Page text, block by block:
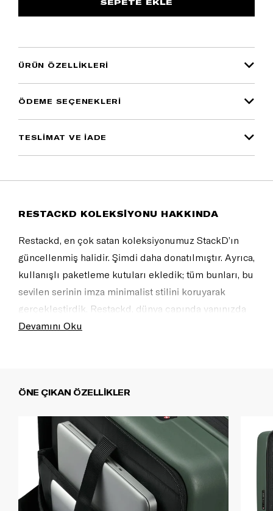
ÜRÜN ÖZELLIKLERI
ÖDEME SEÇENEKLERI
TESLİMAT VE İADE
RESTACKD KOLEKSİYONU HAKKINDA
Restackd, en çok satan koleksiyonumuz StackD’ın
güncellenmiş halidir. Şimdi daha donatılmıştır. Ayrıca,
kullanışlı paketleme kutuları ekledik; tüm bunları, bu
sevilen serinin imza minimalist stilini koruyarak
gerçekleştirdik. Restackd, dünya çapında yanınızda
olmaya hazır.
Devamını Oku
ÖNE ÇIKAN ÖZELLİKLER